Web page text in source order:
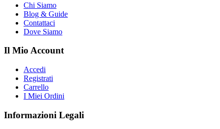
Chi Siamo
Blog & Guide
Contattaci
Dove Siamo
Il Mio Account
Accedi
Registrati
Carrello
I Miei Ordini
Informazioni Legali